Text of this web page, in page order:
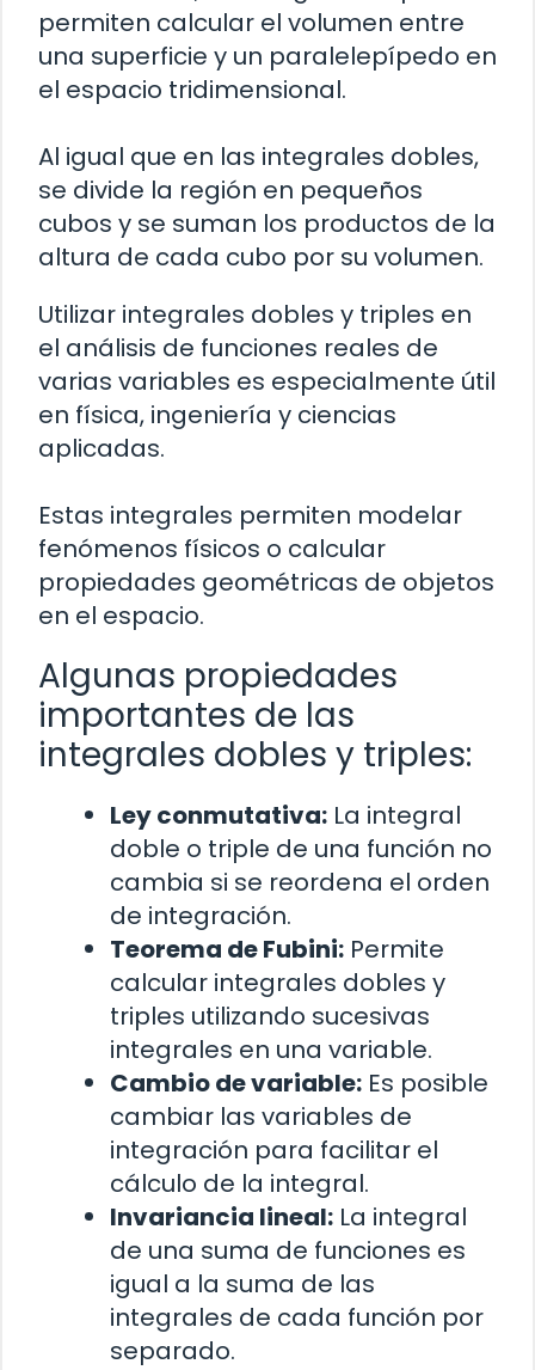
permiten calcular el volumen entre
una superficie y un paralelepípedo en
el espacio tridimensional.
Al igual que en las integrales dobles,
se divide la región en pequeños
cubos y se suman los productos de la
altura de cada cubo por su volumen.
Utilizar integrales dobles y triples en
el análisis de funciones reales de
varias variables es especialmente útil
en física, ingeniería y ciencias
aplicadas.
Estas integrales permiten modelar
fenómenos físicos o calcular
propiedades geométricas de objetos
en el espacio.
Algunas propiedades
importantes de las
integrales dobles y triples:
Ley conmutativa: La integral
doble o triple de una función no
cambia si se reordena el orden
de integración.
Teorema de Fubini: Permite
calcular integrales dobles y
triples utilizando sucesivas
integrales en una variable.
Cambio de variable: Es posible
cambiar las variables de
integración para facilitar el
cálculo de la integral.
Invariancia lineal: La integral
de una suma de funciones es
igual a la suma de las
integrales de cada función por
separado.